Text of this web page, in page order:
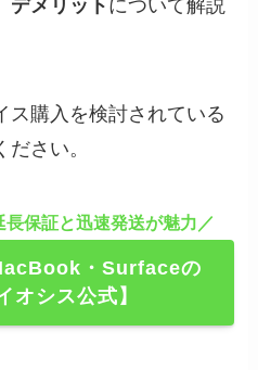
デメリット について解説
ス購入を検討されている
さい。
保証と迅速発送が魅力／
・Surfaceの
オシス公式】